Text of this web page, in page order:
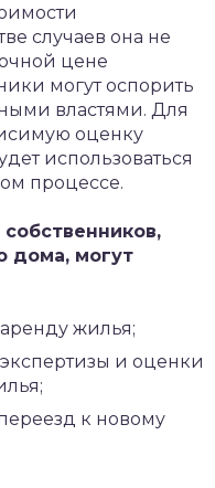
случаев она не
цене
могут оспорить
властями. Для
оценку
использоваться
процессе.
дома, могут
жилья;
и оценки
к новому